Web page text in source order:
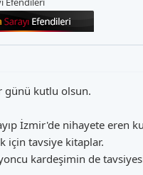
günü kutlu olsun.
İzmir'de nihayete eren
için tavsiye kitaplar.
kardeşimin de